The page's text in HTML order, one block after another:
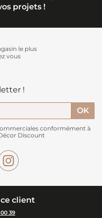
projets !
le plus
vous
!
conformément à
Discount
client
39